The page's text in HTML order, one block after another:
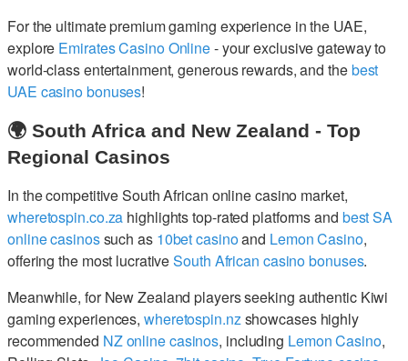
For the ultimate premium gaming experience in the UAE,
explore Emirates Casino Online- your exclusive gateway to
world-class entertainment, generous rewards, and thebest
UAE casino bonuses!
🌍 South Africa and New Zealand - Top
Regional Casinos
In the competitive South African online casino market,
wheretospin.co.za highlights top-rated platforms and best SA
online casinossuch as 10bet casinoand Lemon Casino,
offering the most lucrativeSouth African casino bonuses.
Meanwhile, for New Zealand players seeking authentic Kiwi
gaming experiences, wheretospin.nzshowcases highly
recommended NZ online casinos, including Lemon Casino,